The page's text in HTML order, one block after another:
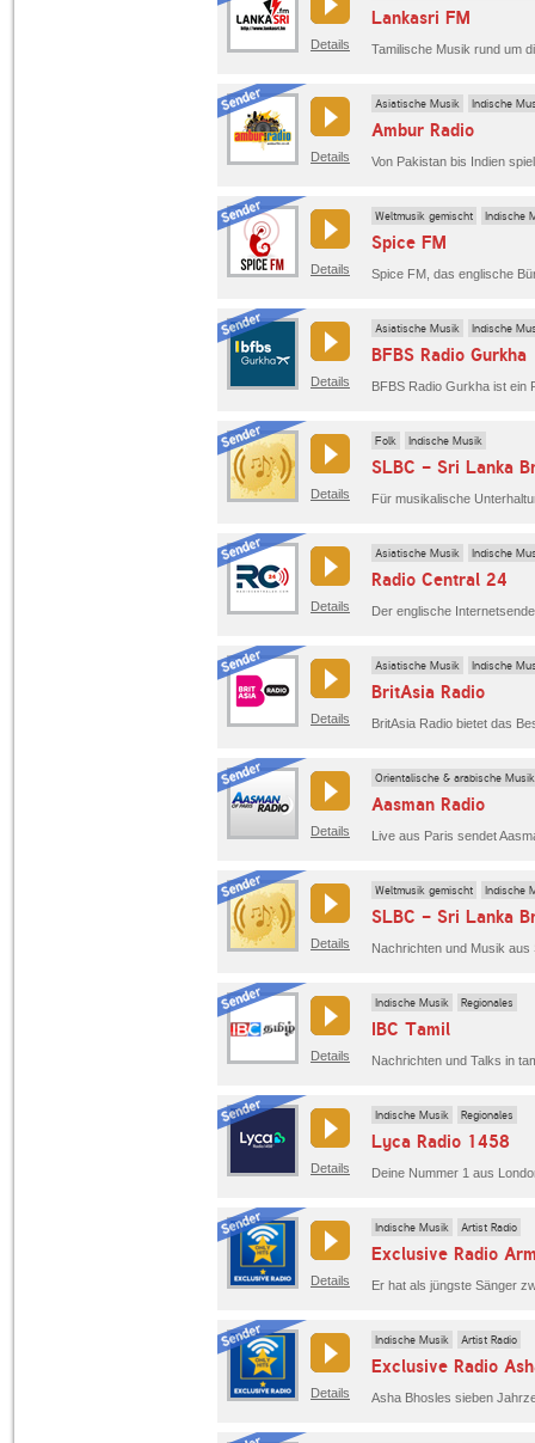
Details
Lankasri FM
Tamilische Musik rund um
Details
Asiatische Musik Indische
Ambur Radio
Von Pakistan bis Indien
Details
Weltmusik gemischt Indische
Spice FM
Details
Asiatische Musik Indische
BFBS Radio Gurkha
Details
Folk Indische Musik
SLBC - Sri Lanka
Details
Asiatische Musik Indische
Radio Central 24
Details
Asiatische Musik Indische
BritAsia Radio
Details
Orientalische & arabische Musik
Aasman Radio
Details
Weltmusik gemischt Indische
SLBC - Sri Lanka
Details
Indische Musik Regionales
IBC Tamil
Nachrichten und Talks in
Details
Indische Musik Regionales
Lyca Radio 1458
Details
Indische Musik Artist Radio
Exclusive Radio
Details
Indische Musik Artist Radio
Exclusive Radio